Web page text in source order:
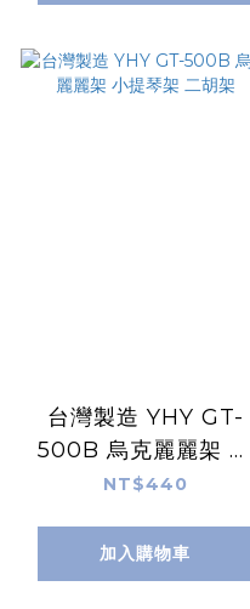
台灣製造 YHY GT-
500B 烏克麗麗架 小
提琴架 二胡架
NT$440
加入購物車